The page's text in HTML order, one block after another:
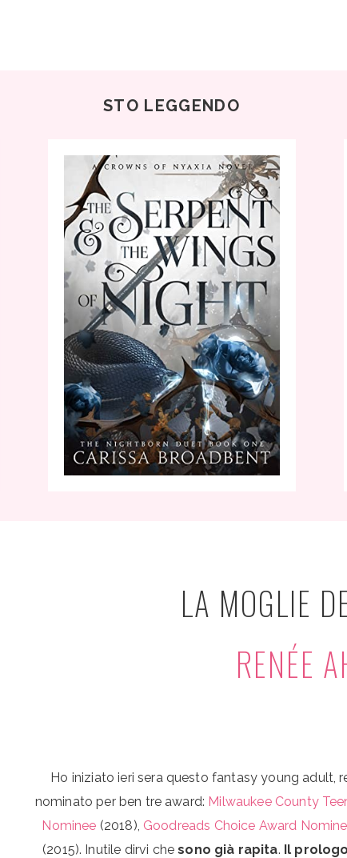
STO LEGGENDO
LA MOGLIE
RENÉE
Ho iniziato ieri sera questo fantasy young adult,
nominato per ben tre award: Milwaukee County
Nominee (2018), Goodreads Choice Award
(2015). Inutile dirvi chesono già rapita. Il